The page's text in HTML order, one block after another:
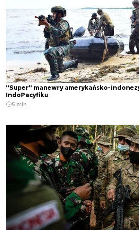
"Super" manewry amerykańsko-
IndoPacyfiku
5 min.